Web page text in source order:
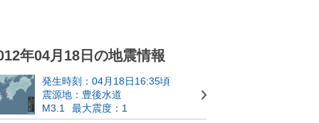
年04月18日の地震情報
発生時刻：04月18日16:35頃
震源地：豊後水道
M3.1
最大震度：1